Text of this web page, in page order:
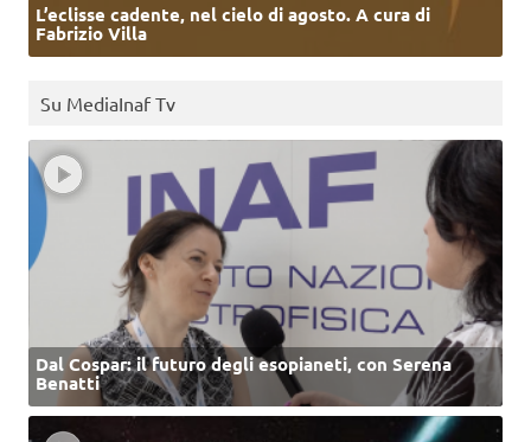
L’eclisse cadente, nel cielo di agosto. A cura di
Fabrizio Villa
Su MediaInaf Tv
Dal Cospar: il futuro degli esopianeti, con Serena
Benatti